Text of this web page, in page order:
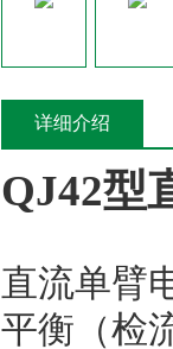
详细介绍
QJ42型
直流单臂
平衡（检